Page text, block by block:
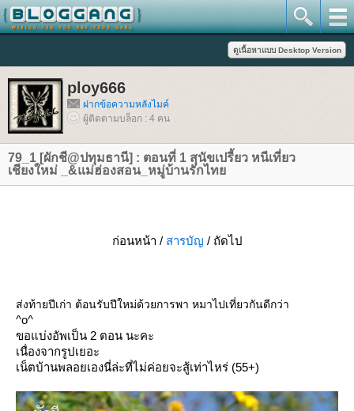
ploy666
ฝากข้อความหลังไมค์
ผู้ติดตามบล็อก : 4 คน
79_1 [ผักชี@ปทุมธานี] : ตอนที่ 1 สุนัขเปรี้ยว หนีเที่ยว
เชียงใหม่ _&แม่ฮ่องสอน_หมู่บ้านรักไท
ก่อนหน้า / สารบัญ / ถัดไป
ส่งท้ายปีเก่า ต้อนรับปีใหม่ด้วยการพา หมาไปเที่ยวกันดีกว่า
^o^
ขอแบ่งอัพเป็น 2 ตอน นะคะ
เนื่องจากรูปเยอะ
เน็ตบ้านพลอยเองนี่ล่ะที่ไม่ค่อยจะสู้เท่าไหร่ (55+)